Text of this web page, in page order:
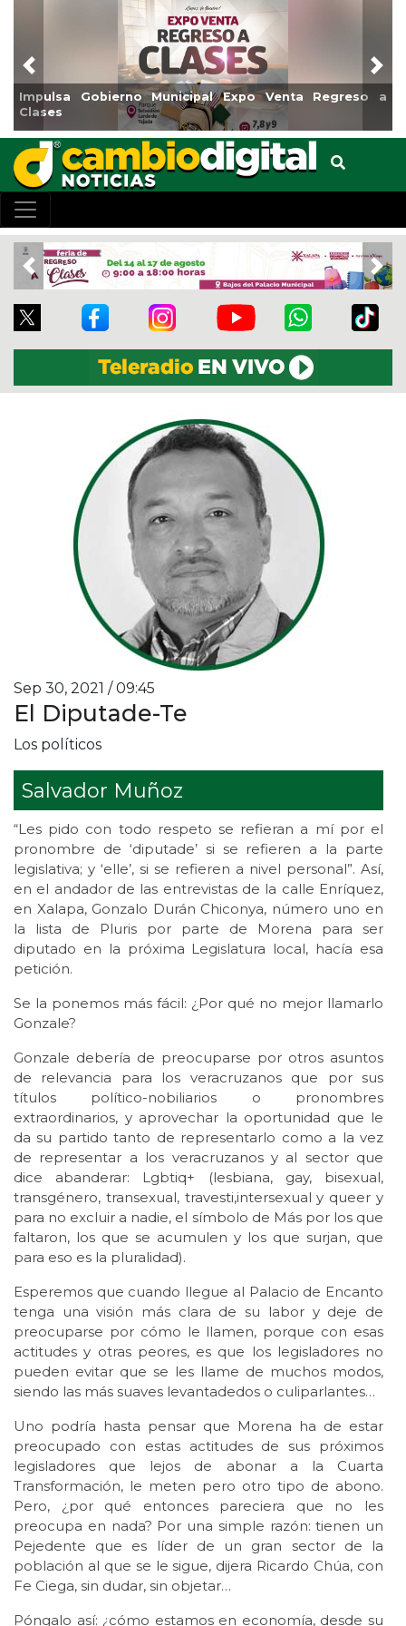
Impulsa Gobierno Municipal Expo Venta Regreso a
Clases
Previous
Previous
Sep 30, 2021 / 09:45
El Diputade-Te
Los políticos
Salvador Muñoz
“Les pido con todo respeto se refieran a mí por el
pronombre de ‘diputade’ si se refieren a la parte
legislativa; y ‘elle’, si se refieren a nivel personal”. Así,
en el andador de las entrevistas de la calle Enríquez,
en Xalapa, Gonzalo Durán Chiconya, número uno en
la lista de Pluris por parte de Morena para ser
diputado en la próxima Legislatura local, hacía esa
petición.
Se la ponemos más fácil: ¿Por qué no mejor llamarlo
Gonzale?
Gonzale debería de preocuparse por otros asuntos
de relevancia para los veracruzanos que por sus
títulos político-nobiliarios o pronombres
extraordinarios, y aprovechar la oportunidad que le
da su partido tanto de representarlo como a la vez
de representar a los veracruzanos y al sector que
dice abanderar: Lgbtiq+ (lesbiana, gay, bisexual,
transgénero, transexual, travesti,intersexual y queer y
para no excluir a nadie, el símbolo de Más por los que
faltaron, los que se acumulen y los que surjan, que
para eso es la pluralidad).
Esperemos que cuando llegue al Palacio de Encanto
tenga una visión más clara de su labor y deje de
preocuparse por cómo le llamen, porque con esas
actitudes y otras peores, es que los legisladores no
pueden evitar que se les llame de muchos modos,
siendo las más suaves levantadedos o culiparlantes…
Uno podría hasta pensar que Morena ha de estar
preocupado con estas actitudes de sus próximos
legisladores que lejos de abonar a la Cuarta
Transformación, le meten pero otro tipo de abono.
Pero, ¿por qué entonces pareciera que no les
preocupa en nada? Por una simple razón: tienen un
Pejedente que es líder de un gran sector de la
población al que se le sigue, dijera Ricardo Chúa, con
Fe Ciega, sin dudar, sin objetar…
Póngalo así: ¿cómo estamos en economía, desde su